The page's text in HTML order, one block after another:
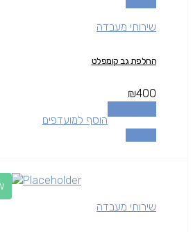
שירותי מעבדה
החלפת גב קומפלט
₪400
הוסף למועדפים
שירותי מעבדה